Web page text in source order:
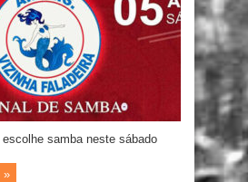
samba neste sábado
»